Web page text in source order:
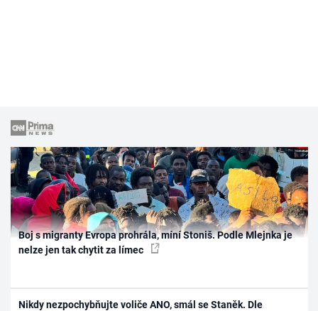
Boj s migranty Evropa prohrála, míní Stoniš. Podle Mlejnka je
nelze jen tak chytit za límec
Nikdy nezpochybňujte voliče ANO, smál se Staněk. Dle